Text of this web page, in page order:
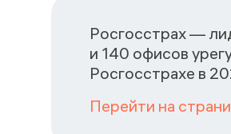
Росгосстрах —
и 140 офисов
Росгосстрахе в
Перейти на